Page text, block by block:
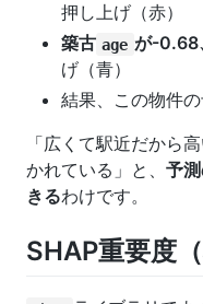
押し上げ（赤）
築古 age が-0.68
げ（青）
結果、この物件
「広くて駅近だから
かれている」と、 予
きるわけです。
SHAP重要度